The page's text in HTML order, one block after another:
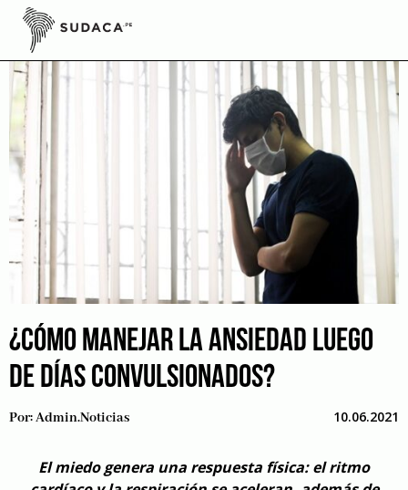
Skip
content
¿CÓMO MANEJAR LA ANSIEDAD LUEGO
DE DÍAS CONVULSIONADOS?
Por:Admin.noticias 10.06.2021
El miedo genera una respuesta física: el ritmo